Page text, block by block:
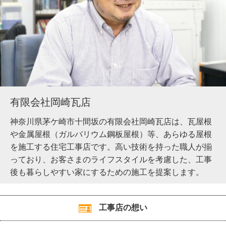
有限会社岡崎瓦店
神奈川県茅ケ崎市十間坂の有限会社岡崎瓦店は、瓦屋根
や金属屋根（ガルバリウム鋼板屋根）等、あらゆる屋根
を施工する住宅工事店です。高い技術を持った職人が揃
っており、お客さまのライフスタイルを考慮した、工事
後も暮らしやすい家にするための施工を提案します。
工事店の想い